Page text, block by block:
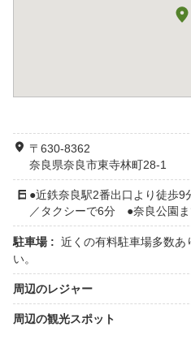
〒630-8362
奈良県奈良市東寺林町28-1
●近鉄奈良駅2番出口より徒歩
／タクシーで6分 ●奈良公園
駐車場 : 近くの有料駐車場多数あ
い。
周辺のレジャー
周辺の観光スポット